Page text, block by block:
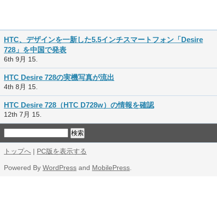
HTC、デザインを一新した5.5インチスマートフォン「Desire
728」を中国で発表
6th 9月 15.
HTC Desire 728の実機写真が流出
4th 8月 15.
HTC Desire 728（HTC D728w）の情報を確認
12th 7月 15.
トップへ | PC版を表示する
Powered By WordPress and MobilePress